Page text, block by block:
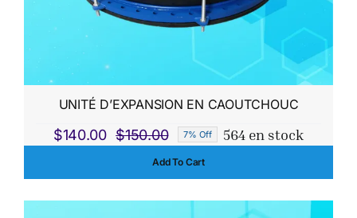
UNITÉ D’EXPANSION EN CAOUTCHOUC
$150.00
Le
prix
$140.00
Le
prix
7% Off 564 en stock
Add To Cart